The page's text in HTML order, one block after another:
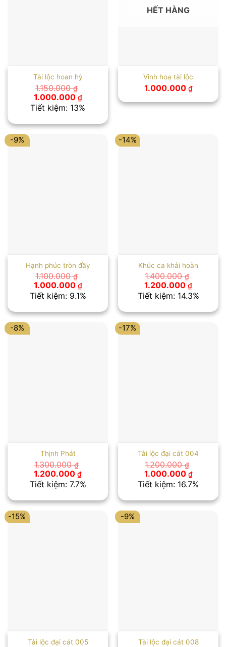
Tài lộc hoan hỷ
1.150.000₫
Giá
gốc
là:
1.000.000 ₫Giá
hiện
tại
1.000.000 ₫.
Tiết kiệm: 13%
HẾT HÀNG
Vinh hoa tài lộc
1.000.000 ₫
-9%
Hạnh phúc tròn đầy
1.100.000₫
Giá
gốc
là:
1.000.000 ₫Giá
hiện
tại
1.000.000 ₫.
Tiết kiệm: 9.1%
-14%
Khúc ca khải hoàn
1.400.000₫
Giá
gốc
là:
1.200.000 ₫Giá
hiện
tại
Tiết kiệm: 14.3%
-8%
Thịnh Phát
1.300.000₫
Giá
gốc
là:
1.200.000 ₫Giá
hiện
tại
1.200.000 ₫.
Tiết kiệm: 7.7%
-17%
Tài lộc đại cát 004
1.200.000₫
Giá
gốc
là:
1.000.000 ₫Giá
hiện
tại
Tiết kiệm: 16.7%
-15%
Tài lộc đại cát 005
-9%
Tài lộc đại cát 008